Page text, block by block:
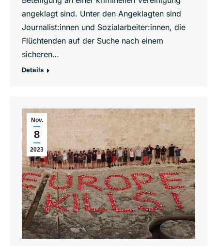
angeklagt sind. Unter den Angeklagten sind
Journalist:innen und Sozialarbeiter:innen, die
Flüchtenden auf der Suche nach einem
sicheren…
Details
Nov.
8
2023